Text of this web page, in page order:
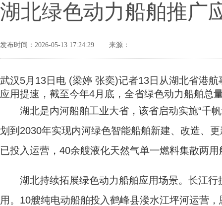
湖北绿色动力船舶推广
发布时间：2026-05-13 17:24:29 来源：
武汉5月13日电 (梁婷 张奕)记者13日从湖北省港
应用提速，截至今年4月底，全省绿色动力船舶总
湖北是内河船舶工业大省，该省启动实施“千帆
划到2030年实现内河绿色智能船舶新建、改造、
已投入运营，40余艘液化天然气单一燃料集散两用
湖北持续拓展绿色动力船舶应用场景。长江行
用。10艘纯电动船舶投入鹤峰县溇水江坪河运营